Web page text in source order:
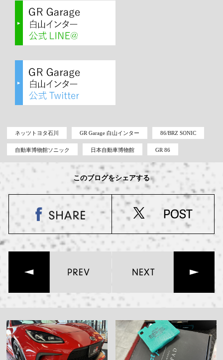
ネッツトヨタ石川 GR Garage 白山インター 86/BRZ SONIC
自動車博物館ソニック 日本自動車博物館 GR 86
このブログをシェアする